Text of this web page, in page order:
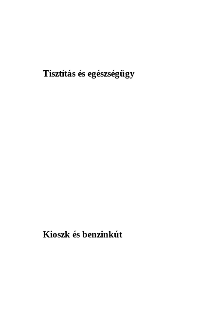
Tisztítás és egészségügy
Kioszk és benzinkút